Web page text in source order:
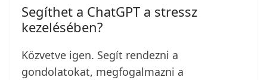
Segíthet a ChatGPT a stressz
kezelésében?
Közvetve igen. Segít rendezni a
gondolatokat, megfogalmazni a